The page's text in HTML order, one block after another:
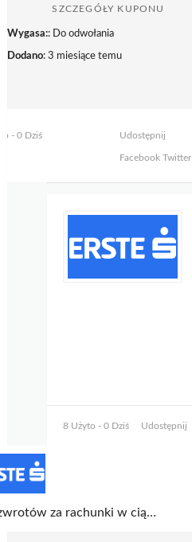
SZCZEGÓŁY KUPONU
Wygasa:: Do odwołania
Dodano: 3 miesiące temu
- 0 Dziś Udostępnij
FacebookTwitter
8 Użyto - 0 Dziś Udostępnij
1% zwrotów za rachunki w ciągu roku, do 300 zł! Sprawdź konto bankowe w Erste Bank